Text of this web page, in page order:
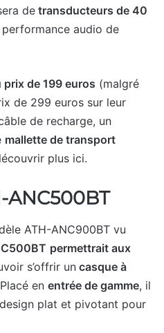
de transducteurs de 40
performance audio de
prix de 199 euros (malgré
de 299 euros sur leur
de recharge, un
mallette de transport
plus ici.
ANC500BT
ATH-ANC900BT vu
permettrait aux
s’offrir un casque à
en entrée de gamme, il
plat et pivotant pour